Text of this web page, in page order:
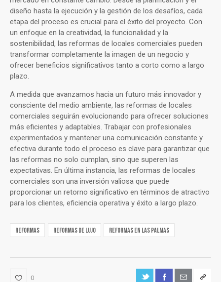
diseño hasta la ejecución y la gestión de los desafíos, cada
etapa del proceso es crucial para el éxito del proyecto. Con
un enfoque en la creatividad, la funcionalidad y la
sostenibilidad, las reformas de locales comerciales pueden
transformar completamente la imagen de un negocio y
ofrecer beneficios significativos tanto a corto como a largo
plazo.
A medida que avanzamos hacia un futuro más innovador y
consciente del medio ambiente, las reformas de locales
comerciales seguirán evolucionando para ofrecer soluciones
más eficientes y adaptables. Trabajar con profesionales
experimentados y mantener una comunicación constante y
efectiva durante todo el proceso es clave para garantizar que
las reformas no solo cumplan, sino que superen las
expectativas. En última instancia, las reformas de locales
comerciales son una inversión valiosa que puede
proporcionar un retorno significativo en términos de atractivo
para los clientes, eficiencia operativa y éxito a largo plazo.
reformas reformas de lujo reformas en las palmas
0